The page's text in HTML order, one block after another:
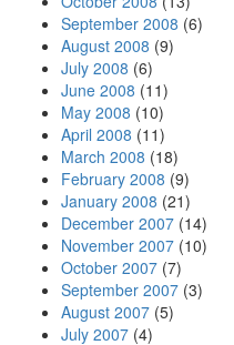
September 2008 (6)
August 2008 (9)
July 2008 (6)
June 2008 (11)
May 2008 (10)
April 2008 (11)
March 2008 (18)
February 2008 (9)
January 2008 (21)
December 2007 (14)
November 2007 (10)
October 2007 (7)
September 2007 (3)
August 2007 (5)
July 2007 (4)